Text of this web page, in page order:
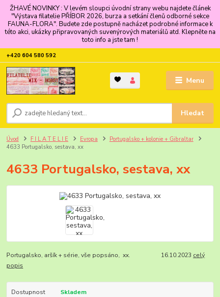
ŽHAVÉ NOVINKY : V levém sloupci úvodní strany webu najdete článek
"Výstava filatelie PŘÍBOR 2026, burza a setkání členů odborné sekce
FAUNA-FLORA". Budete zde postupně nacházet podrobné informace k
této akci, ukázky připravovaných suvenýrových materiálů atd. Klepněte na
toto info a jste tam !
Menu
Hledat
+420 604 580 592
Úvod F I L A T E L I E Evropa
Portugalsko + kolonie + Gibraltar
4633 Portugalsko, sestava, xx
4633 Portugalsko, sestava, xx
Portugalsko, aršík + série, vše popsáno, xx. 16.10.2023 celý
popis
Dostupnost
Skladem